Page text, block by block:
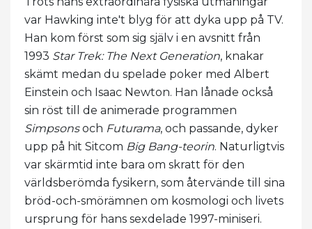
var Hawking inte't blyg för att dyka upp på TV.
Han kom först som sig själv i en avsnitt från
1993 Star Trek: The Next Generation, knakar
skämt medan du spelade poker med Albert
Einstein och Isaac Newton. Han lånade också
sin röst till de animerade programmen
Simpsonsoch Futurama, och passande, dyker
upp på hit Sitcom Big Bang-teorin. Naturligtvis
var skärmtid inte bara om skratt för den
världsberömda fysikern, som återvände till sina
bröd-och-smörämnen om kosmologi och livets
ursprung för hans sexdelade 1997-miniseri.